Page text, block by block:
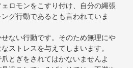
ロモンをこすり付け、自分の縄張
グ行動であるとも言われていま
ない行動です。そのため無理にや
ストレスを与えてしまいます。
とぎをされてはかないませんよ